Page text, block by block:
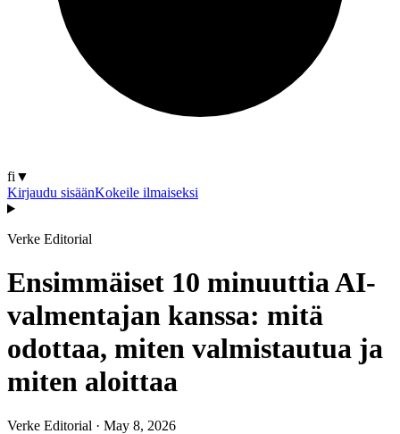
fi ▼
Kirjaudu sisäänKokeile ilmaiseksi
Verke Editorial
Ensimmäiset 10 minuuttia AI-
valmentajan kanssa: mitä
odottaa, miten valmistautua ja
miten aloittaa
Verke Editorial · May 8, 2026